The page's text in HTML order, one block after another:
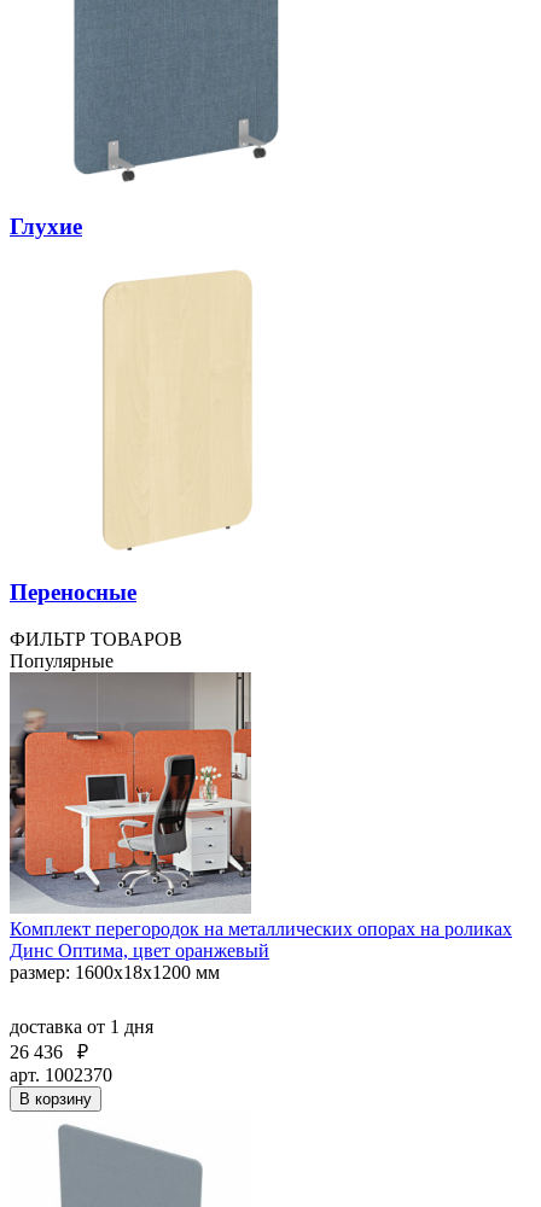
Глухие
Переносные
ФИЛЬТР ТОВАРОВ
Популярные
Комплект перегородок на металлических опорах на роликах
Динс Оптима, цвет оранжевый
размер: 1600x18x1200 мм
доставка от 1 дня
26 436
₽
арт. 1002370
В корзину